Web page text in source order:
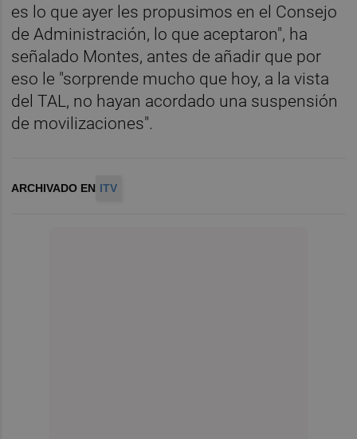
es lo que ayer les propusimos en el Consejo
de Administración, lo que aceptaron", ha
señalado Montes, antes de añadir que por
eso le "sorprende mucho que hoy, a la vista
del TAL, no hayan acordado una suspensión
de movilizaciones".
ARCHIVADO EN ITV